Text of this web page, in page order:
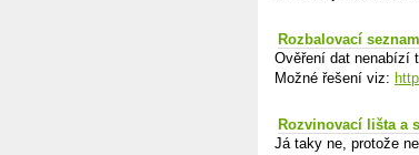
Rozbalovací
Ověření dat nenabízí
Možné řešení viz:
Rozvinovací lišta a
Já taky ne, protože